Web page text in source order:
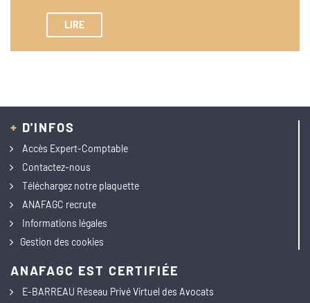
LIRE
+ D'INFOS
Accès Expert-Comptable
Contactez-nous
Téléchargez notre plaquette
ANAFAGC recrute
Informations légales
Gestion des cookies
ANAFAGC EST CERTIFIÉE
E-BARREAU Réseau Privé Virtuel des Avocats